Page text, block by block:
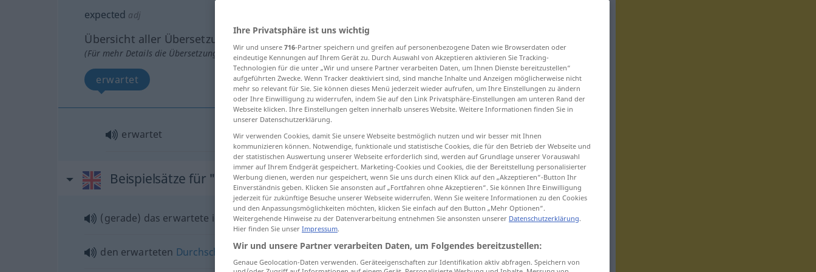
expected adj
Übersicht aller Übersetzungen
(Für mehr Details die Übersetzung anklicken/antippen)
erwartet
erwartet expected
Beispielsätze für "expected"
(gerade) das erwartete ich this is what I expected
den erwarteten Durchschnitt erzielen toaverageas expected
Ihre Privatsphäre ist uns wichtig
Wir und unsere 716-Partner speichern und greifen auf personenbezogene Daten wie Browserdaten oder
eindeutige Kennungen auf Ihrem Gerät zu. Durch Auswahl von Akzeptieren aktivieren Sie Tracking-
Technologien für die unter „Wir und unsere Partner verarbeiten Daten, um Ihnen Dienste bereitzustellen“
aufgeführten Zwecke. Wenn Tracker deaktiviert sind, sind manche Inhalte und Anzeigen möglicherweise nicht
mehr so relevant für Sie. Sie können dieses Menü jederzeit wieder aufrufen, um Ihre Einstellungen zu ändern
oder Ihre Einwilligung zu widerrufen, indem Sie auf den Link Privatsphäre-Einstellungen am unteren Rand der
Webseite klicken. Ihre Einstellungen gelten innerhalb unseres Website. Weitere Informationen finden Sie in
unserer Datenschutzerklärung.
Wir verwenden Cookies, damit Sie unsere Webseite bestmöglich nutzen und wir besser mit Ihnen
kommunizieren können. Notwendige, funktionale und statistische Cookies, die für den Betrieb der Webseite und
der statistischen Auswertung unserer Webseite erforderlich sind, werden auf Grundlage unserer Vorauswahl
immer auf Ihrem Endgerät gespeichert. Marketing-Cookies und Cookies, die der Bereitstellung personalisierter
Werbung dienen, werden nur gespeichert, wenn Sie uns durch einen Klick auf den „Akzeptieren“-Button Ihr
Einverständnis geben. Klicken Sie ansonsten auf „Fortfahren ohne Akzeptieren“. Sie können Ihre Einwilligung
jederzeit für zukünftige Besuche unserer Webseite widerrufen. Wenn Sie weitere Informationen zu den Cookies
und den Anpassungsmöglichkeiten möchten, klicken Sie einfach auf den Button „Mehr Optionen“.
Weitergehende Hinweise zu der Datenverarbeitung entnehmen Sie ansonsten unserer Datenschutzerklärung.
Hier finden Sie unser Impressum.
Wir und unsere Partner verarbeiten Daten, um Folgendes bereitzustellen:
Genaue Geolocation-Daten verwenden. Geräteeigenschaften zur Identifikation aktiv abfragen. Speichern von